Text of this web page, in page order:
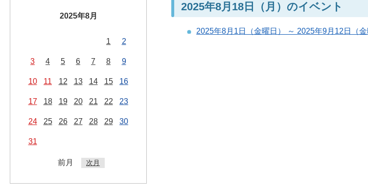
2025年8月
1 2
3 4 5 6 7 8 9
10 11 12 13 14 15 16
17 18 19 20 21 22 23
24 25 26 27 28 29 30
31
前月 次月
2025年8月18日（月）のイベント
2025年8月1日（金曜日） ～ 2025年9月12日（